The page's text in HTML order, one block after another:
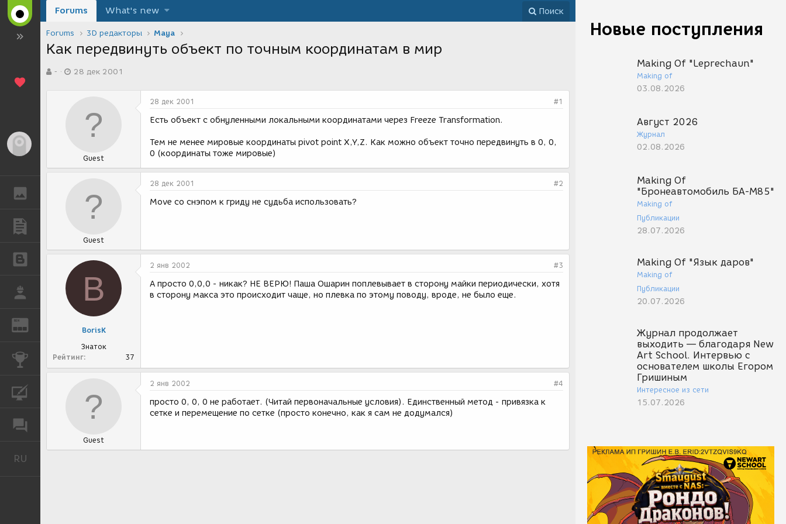
РАБОТА
REN
КОНКУРСЫ
RU
Новые поступления
Making Of "Leprechaun"
Making of
03.08.2026
Август 2026
Журнал
02.08.2026
Making Of
"Бронеавтомобиль БА-М85"
Making of
Публикации
28.07.2026
Making Of "Язык даров"
Making of
Публикации
20.07.2026
Журнал продолжает
выходить — благодаря New
Art School. Интервью с
основателем школы Егором
Гришиным
Интересное из сети
15.07.2026
Forums What's new Поиск
Forums 3D редакторы Maya
Как передвинуть объект по точным координатам в мир
в-
а
и
28 дек 2001
Guest
28 дек 2001 #1
Есть объект с обнуленными локальными координатами через Freeze Transformation.
Тем не менее мировые координаты pivot point X,Y,Z. Как можно объект точно передвинуть в 0, 0,
0 (координаты тоже мировые)
Guest
28 дек 2001 #2
Move со снэпом к гриду не судьба использовать?
B
BorisK
Знаток
Рейтинг
37
2 янв 2002 #3
А просто 0,0,0 - никак? НЕ ВЕРЮ! Паша Ошарин поплевывает в сторону майки периодически, хотя
в сторону макса это происходит чаще, но плевка по этому поводу, вроде, не было еще.
Guest
2 янв 2002 #4
просто 0, 0, 0 не работает. (Читай первоначальные условия). Единственный метод - привязка к
сетке и перемещение по сетке (просто конечно, как я сам не додумался)